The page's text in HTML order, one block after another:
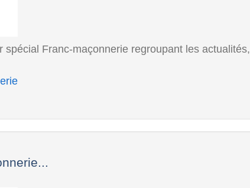
Franc-maçonnerie regroupant les actualités,